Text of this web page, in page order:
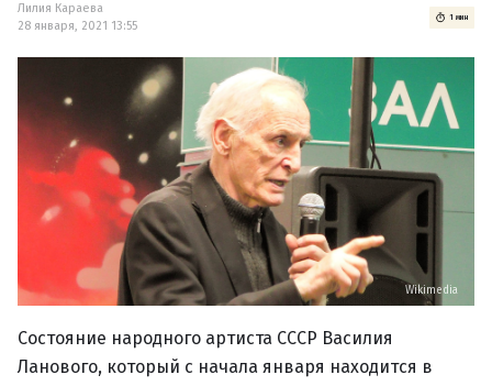
Лилия Караева
28 января, 2021 13:55
1 мин
Wikimedia
Состояние народного артиста СССР Василия
Ланового, который с начала января находится в